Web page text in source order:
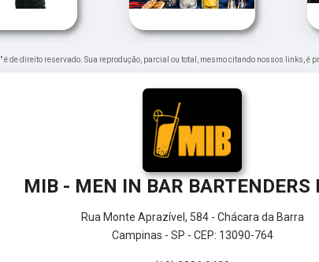
" é de direito reservado. Sua reprodução, parcial ou total, mesmo citando nossos links,
MIB - MEN IN BAR BARTENDERS
Rua Monte Aprazível, 584 - Chácara da Barra
Campinas - SP - CEP: 13090-764